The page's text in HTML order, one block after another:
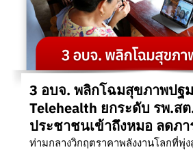
3 อบจ. พลิกโฉมสุขภาพปฐ
Telehealth ยกระดับ รพ.ส
ประชาชนเข้าถึงหมอ ลดภา
ท่ามกลางวิกฤตราคาพลังงานโลกที่พุ่